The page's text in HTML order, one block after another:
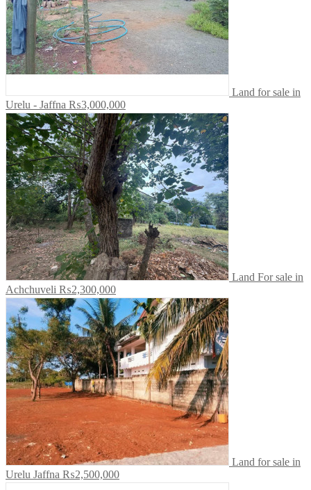
Land for sale in
Urelu - Jaffna ₨3,000,000
Land For sale in
Achchuveli ₨2,300,000
Land for sale in
Urelu Jaffna ₨2,500,000